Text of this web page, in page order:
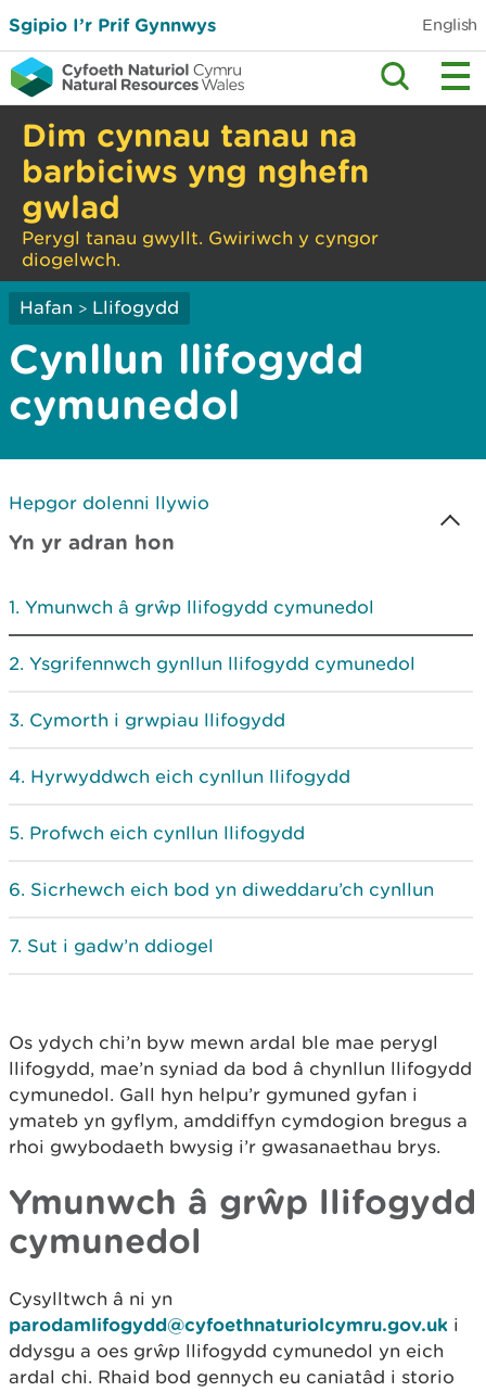
Sgipio I’r Prif Gynnwys English
Dim cynnau tanau na
barbiciws yng nghefn
gwlad
Perygl tanau gwyllt. Gwiriwch y cyngor
diogelwch.
Hafan > Llifogydd
Cynllun llifogydd
cymunedol
Hepgor dolenni llywio
Yn yr adran hon
Ymunwch â grŵp llifogydd cymunedol
Ysgrifennwch gynllun llifogydd cymunedol
Cymorth i grwpiau llifogydd
Hyrwyddwch eich cynllun llifogydd
Profwch eich cynllun llifogydd
Sicrhewch eich bod yn diweddaru’ch cynllun
Sut i gadw’n ddiogel
Os ydych chi’n byw mewn ardal ble mae perygl
llifogydd, mae’n syniad da bod â chynllun llifogydd
cymunedol. Gall hyn helpu’r gymuned gyfan i
ymateb yn gyflym, amddiffyn cymdogion bregus a
rhoi gwybodaeth bwysig i’r gwasanaethau brys.
Ymunwch â grŵp llifogydd
cymunedol
Cysylltwch â ni yn
parodamlifogydd@cyfoethnaturiolcymru.gov.uk i
ddysgu a oes grŵp llifogydd cymunedol yn eich
ardal chi. Rhaid bod gennych eu caniatâd i storio